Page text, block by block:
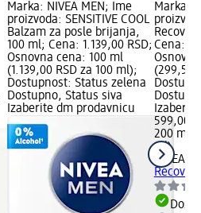
Marka: NIVEA MEN; Ime
proizvoda: SENSITIVE COOL
Balzam za posle brijanja,
100 ml; Cena: 1.139,00 RSD;
Osnovna cena: 100 ml
(1.139,00 RSD za 100 ml);
Dostupnost: Status zelena
Dostupno, Status siva
Izaberite dm prodavnicu
Marka:
Cena:
(299,50
599,00
200 ml
ml)
NIVEA